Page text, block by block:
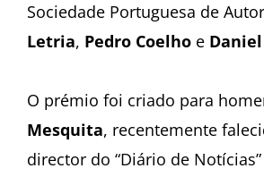
Sociedade Portuguesa de
Letria, Pedro Coelho e
O prémio foi criado para
Mesquita, recentemente
director do “Diário de